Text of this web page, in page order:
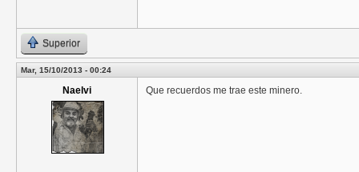
Superior
Mar, 15/10/2013 - 00:24
Naelvi Que recuerdos me trae este minero.